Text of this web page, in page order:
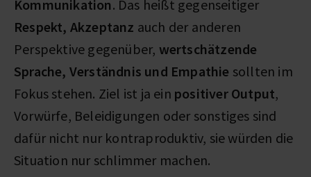
Kommunikation. Das heißt gegenseitiger
Respekt, Akzeptanz auch der anderen
Perspektive gegenüber, wertschätzende
Sprache, Verständnis und Empathie sollten im
Fokus stehen. Ziel ist ja ein positiver Output,
Vorwürfe, Beleidigungen oder sonstiges sind
dafür nicht nur kontraproduktiv, sie würden die
Situation nur schlimmer machen.